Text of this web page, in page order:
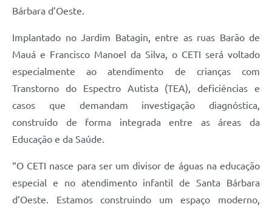
Bárbara d’Oeste.
Implantado no Jardim Batagin, entre as ruas Barão de
Mauá e Francisco Manoel da Silva, o CETI será voltado
especialmente ao atendimento de crianças com
Transtorno do Espectro Autista (TEA), deficiências e
casos que demandam investigação diagnóstica,
construído de forma integrada entre as áreas da
Educação e da Saúde.
“O CETI nasce para ser um divisor de águas na educação
especial e no atendimento infantil de Santa Bárbara
d’Oeste. Estamos construindo um espaço moderno,